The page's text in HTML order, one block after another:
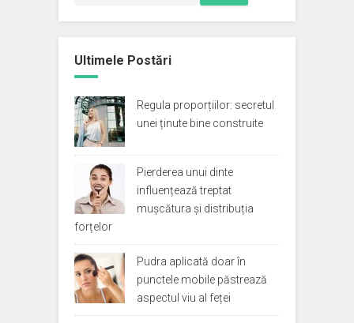
Ultimele Postări
Regula proporțiilor: secretul
unei ținute bine construite
Pierderea unui dinte
influențează treptat
mușcătura și distribuția
forțelor
Pudra aplicată doar în
punctele mobile păstrează
aspectul viu al feței